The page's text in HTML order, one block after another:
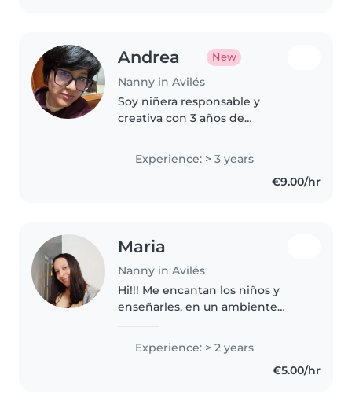
Andrea New
Nanny in Avilés
Soy niñera responsable y
creativa con 3 años de
acompañarles en sus juegos,
cantar canciones y convertir las
Experience: > 3 years
€9.00/hr
Maria
Nanny in Avilés
Hi!!! Me encantan los niños y
enseñarles, en un ambiente
Experience: > 2 years
€5.00/hr